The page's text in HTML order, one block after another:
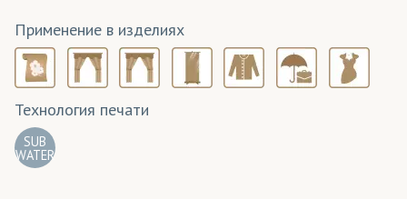
Применение в изделиях
Технология печати
SUB
WATER